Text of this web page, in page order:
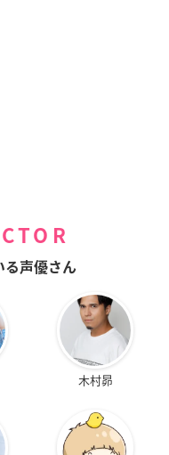
る声優さん
木村昴